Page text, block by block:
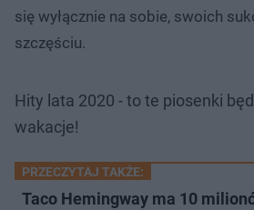
się wyłącznie na sobie, swoich
szczęściu.
Hity lata 2020 - to te piosenki
wakacje!
PRZECZYTAJ TAKŻE:
Taco Hemingway ma 10